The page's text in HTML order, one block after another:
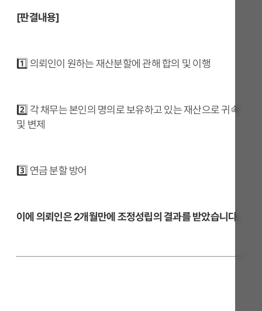
[판결내용]
1️⃣ 의뢰인이 원하는 재산분할에 관해 합의 및 이행
2️⃣ 각 채무는 본인의 명의로 보유하고 있는 재산으로 귀속
및 변제
3️⃣ 연금 분할 방어
이에 의뢰인은 2개월만에 조정성립의 결과를 받았습니다.